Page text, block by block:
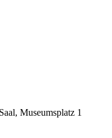
Museumsplatz 1